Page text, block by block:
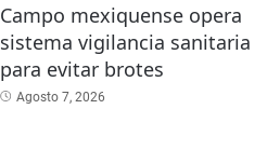
Campo mexiquense opera
sistema vigilancia sanitaria
para evitar brotes
Agosto 7, 2026